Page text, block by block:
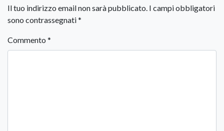
Il tuo indirizzo email non sarà pubblicato. I campi obbligatori
sono contrassegnati*
Commento *